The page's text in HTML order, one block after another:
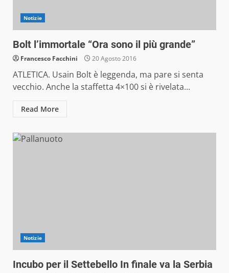
Notizie
Bolt l’immortale “Ora sono il più grande”
Francesco Facchini 20 Agosto 2016
ATLETICA. Usain Bolt è leggenda, ma pare si senta
vecchio. Anche la staffetta 4×100 si è rivelata...
Read More
Notizie
Incubo per il Settebello In finale va la Serbia